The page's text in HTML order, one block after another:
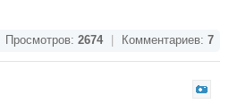
Просмотров: 2674 Комментариев: 7